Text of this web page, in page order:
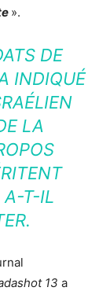
».
DE
INDIQUÉ
LA
A-T-IL
13 a